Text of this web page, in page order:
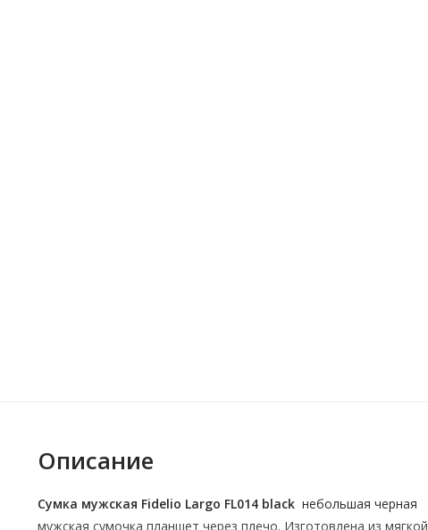
Описание
Сумка мужская Fidelio Largo FL014 black небольшая черная
мужская сумочка планшет через плечо. Изготовлена из мягкой